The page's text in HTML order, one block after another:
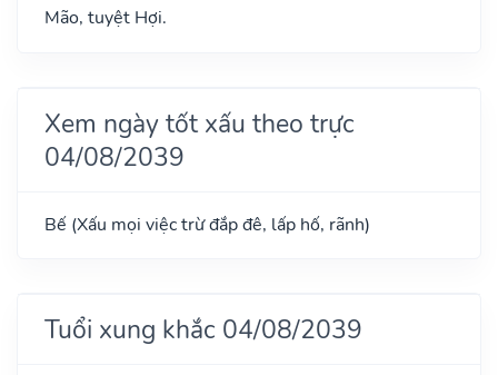
Mão, tuyệt Hợi.
Xem ngày tốt xấu theo trực
04/08/2039
Bế (Xấu mọi việc trừ đắp đê, lấp hố, rãnh)
Tuổi xung khắc 04/08/2039